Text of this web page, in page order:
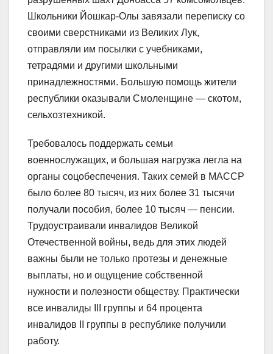
Школьники Йошкар-Олы завязали переписку со
своими сверстниками из Великих Лук,
отправляли им посылки с учебниками,
тетрадями и другими школьными
принадлежностями. Большую помощь жители
республики оказывали Смоленщине — скотом,
сельхозтехникой.
Требовалось поддержать семьи
военнослужащих, и большая нагрузка легла на
органы соцобеспечения. Таких семей в МАССР
было более 80 тысяч, из них более 31 тысячи
получали пособия, более 10 тысяч — пенсии.
Трудоустраивали инвалидов Великой
Отечественной войны, ведь для этих людей
важны были не только протезы и денежные
выплаты, но и ощущение собственной
нужности и полезности обществу. Практически
все инвалиды III группы и 64 процента
инвалидов II группы в республике получили
работу.